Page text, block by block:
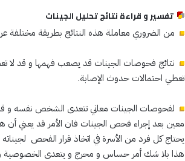
تفسير و قراءة نتائج تحليل الجينات
من الضروري معاملة هذه النتائج بطريقة مختلفة عن
نتائج فحوصات الجينات قد يصعب فهمها و قد لا
تعطي احتمالات حدوث الإصابة.
لفحوصات الجينات معاني تتعدى الشخص نفسه و
معين بعد إجراء فحص الجينات فان الأمر قد يعني
يحتاج كل فرد من الأسرة في اتخاذ قرار الفحص
هذا بلا شك أمر حساس و محرج و يتعدى الخصوصية